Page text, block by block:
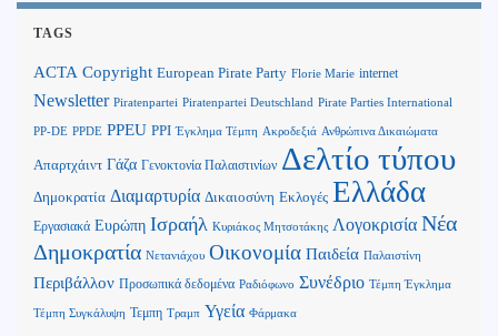
TAGS
ACTA Copyright European Pirate Party Florie Marie internet
Newsletter Piratenpartei Piratenpartei Deutschland Pirate Parties International
PP-DE PPDE PPEU PPI Έγκλημα Τέμπη Ακροδεξιά Ανθρώπινα Δικαιώματα
Απαρτχάιντ Γάζα Γενοκτονία Παλαιστινίων Δελτίο τύπου
Δημοκρατία Διαμαρτυρία Δικαιοσύνη Εκλογές Ελλάδα
Εργασιακά Ευρώπη Ισραήλ Κυριάκος Μητσοτάκης Λογοκρισία Νέα
Δημοκρατία Νετανιάχου Οικονομία Παιδεία Παλαιστίνη
Περιβάλλον Προσωπικά δεδομένα Ραδιόφωνο Συνέδριο Τέμπη Έγκλημα
Τέμπη Συγκάλυψη Τεμπη Τραμπ Υγεία Φάρμακα